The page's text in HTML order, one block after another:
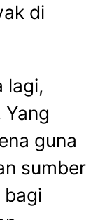
di
lagi,
guna
sumber